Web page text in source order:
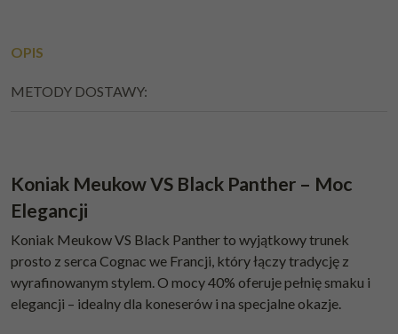
OPIS
METODY DOSTAWY:
Koniak Meukow VS Black Panther – Moc
Elegancji
Koniak Meukow VS Black Panther to wyjątkowy trunek
prosto z serca Cognac we Francji, który łączy tradycję z
wyrafinowanym stylem. O mocy 40% oferuje pełnię smaku i
elegancji – idealny dla koneserów i na specjalne okazje.